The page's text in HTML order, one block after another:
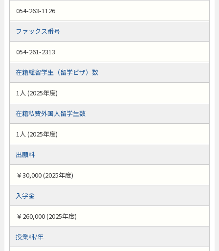
054-263-1126
ファックス番号
054-261-2313
在籍総留学生（留学ビザ）数
1人 (2025年度)
在籍私費外国人留学生数
1人 (2025年度)
出願料
￥30,000 (2025年度)
入学金
￥260,000 (2025年度)
授業料/年